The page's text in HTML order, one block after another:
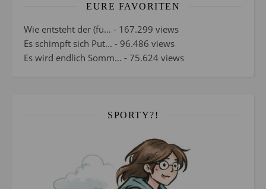
EURE FAVORITEN
Wie entsteht der (fü... - 167.299 views
Es schimpft sich Put... - 96.486 views
Es wird endlich Somm... - 75.624 views
SPORTY?!